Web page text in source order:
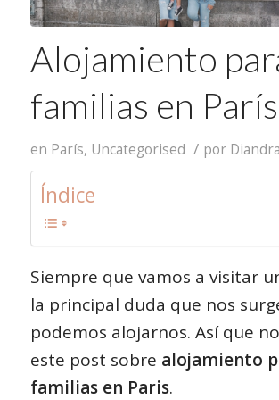
Alojamiento
familias en París
en París, Uncategorised / por Diandra
Índice
Siempre que vamos a visitar
la principal duda que nos
podemos alojarnos. Así que
este post sobre alojamiento
familias en Paris.